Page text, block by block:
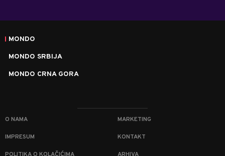
MONDO
MONDO SRBIJA
MONDO CRNA GORA
O NAMA MARKETING
IMPRESUM KONTAKT
POLITIKA O KOLAČIĆIMA ARHIVA